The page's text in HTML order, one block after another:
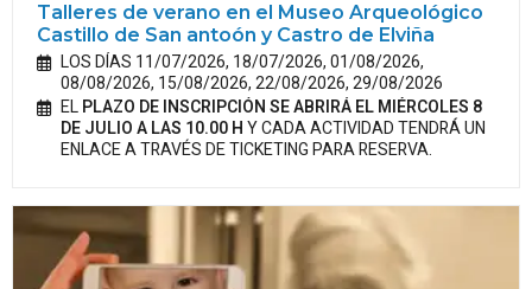
Talleres de verano en el Museo Arqueológico
Castillo de San antoón y Castro de Elviña
LOS DÍAS 11/07/2026, 18/07/2026, 01/08/2026,
08/08/2026, 15/08/2026, 22/08/2026, 29/08/2026
ELPLAZO DE INSCRIPCIÓN SE ABRIRÁ EL MIÉRCOLES 8
DE JULIO A LAS 10.00 HY CADA ACTIVIDAD TENDRÁ UN
ENLACE A TRAVÉS DE TICKETING PARA RESERVA.